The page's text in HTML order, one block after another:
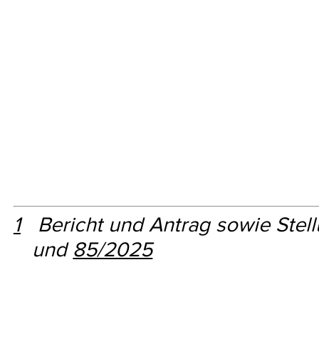
1Bericht und Antrag sowie
und 85/2025